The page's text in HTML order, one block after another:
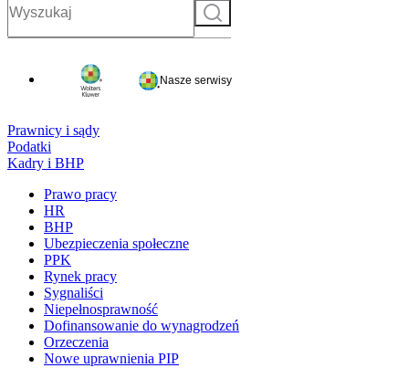
Szukaj
Nasze serwisy
Prawnicy i sądy
Podatki
Kadry i BHP
Prawo pracy
HR
BHP
Ubezpieczenia społeczne
PPK
Rynek pracy
Sygnaliści
Niepełnosprawność
Dofinansowanie do wynagrodzeń
Orzeczenia
Nowe uprawnienia PIP